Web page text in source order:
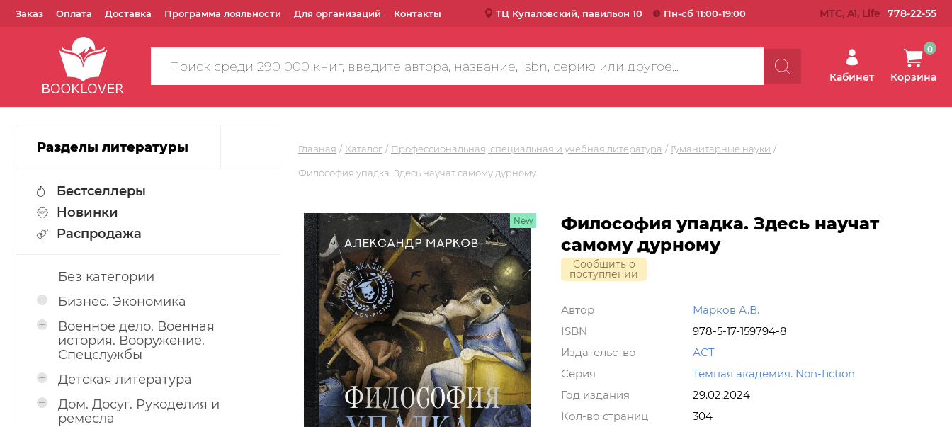
Заказ Оплата Доставка Программа лояльности Для организаций Контакты ТЦ Купаловский, павильон 10 Пн-сб 11:00-19:00 МТС, A1, Life 778-22-55
Поиск
по
Кабинет Корзина
0
Разделы литературы
Бестселлеры
Новинки
Распродажа
Без категории
Бизнес. Экономика
Военное дело. Военная
история. Вооружение.
Спецслужбы
Детская литература
Дом. Досуг. Рукоделия и
ремесла
Главная Каталог Профессиональная, специальная и учебная литература Гуманитарные науки
Философия упадка. Здесь научат самому дурному
New
Философия упадка. Здесь научат
самому дурному
Сообщить о
поступлении
Автор
Марков А.В.
ISBN
978-5-17-159794-8
Издательство
АСТ
Серия
Тёмная академия. Non-fiction
Год издания
29.02.2024
Кол-во страниц
304